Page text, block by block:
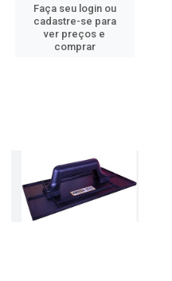
Faça seu login ou
cadastre-se para
ver preços e
comprar